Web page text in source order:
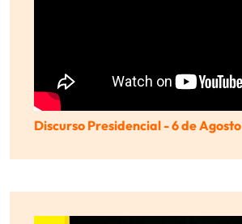
Discurso Presidencial - 6 de Agosto